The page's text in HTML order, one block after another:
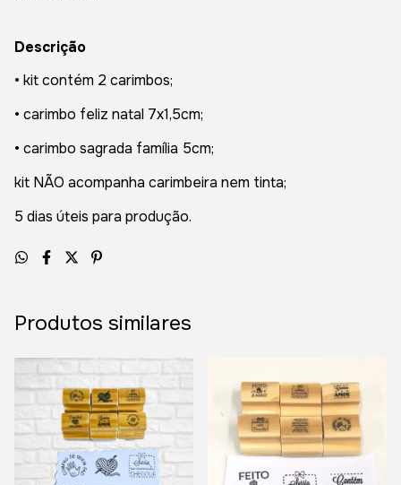
Descrição
• kit contém 2 carimbos;
• carimbo feliz natal 7x1,5cm;
• carimbo sagrada família 5cm;
kit NÃO acompanha carimbeira nem tinta;
5 dias úteis para produção.
Produtos similares